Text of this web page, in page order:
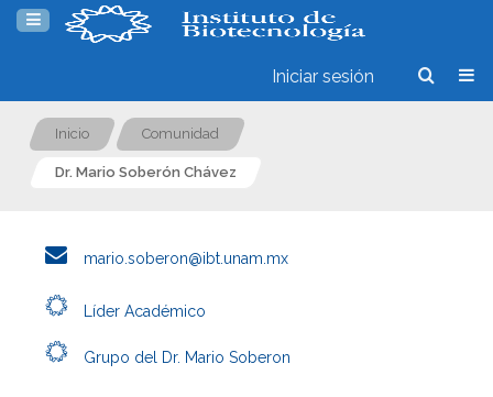
Iniciar sesión
Inicio Comunidad
Dr. Mario Soberón Chávez
mario.soberon@ibt.unam.mx
Líder Académico
Grupo del Dr. Mario Soberon